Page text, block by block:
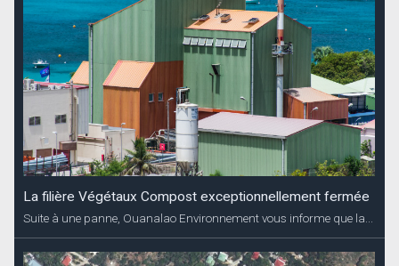
La filière Végétaux Compost exceptionnellement fermée
Suite à une panne, Ouanalao Environnement vous informe que la...